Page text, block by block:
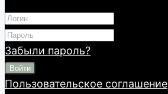
Забыли пароль?
Войти
Пользовательское соглашение